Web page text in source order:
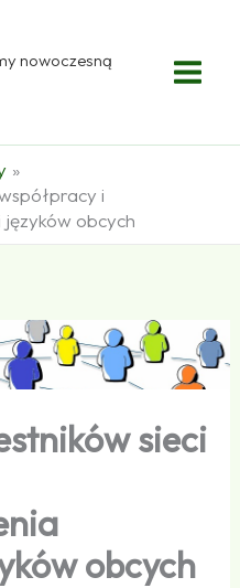
nowoczesną
i
języków obcych
sieci
obcych